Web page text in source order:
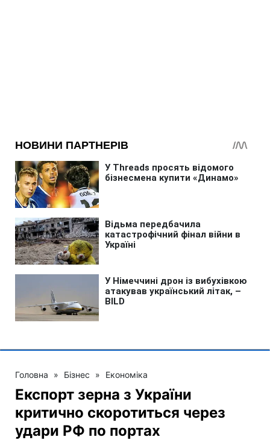
Головна » Бізнес » Економіка
Експорт зерна з України
критично скоротиться через
удари РФ по портах